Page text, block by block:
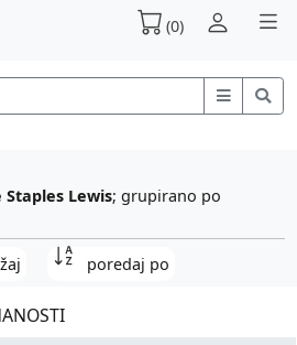
(0)
Staples Lewis; grupirano po
poredaj po